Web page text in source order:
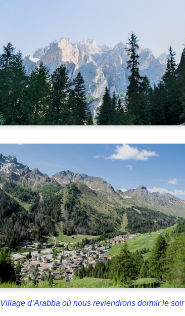
Village d’Arabba où nous reviendrons dormir le soir